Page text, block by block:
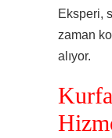
Eksperi,
zaman
alıyor.